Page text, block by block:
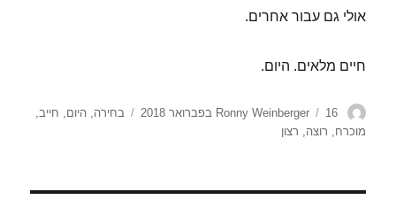
אולי גם עבור אחרים.
חיים מלאים. היום.
מחבר Ronny Weinberger
פורסם
בתאריך
16 בפברואר 2018 תגיות
בחירה,היום, חייב,
מוכרח, רוצה, רצון